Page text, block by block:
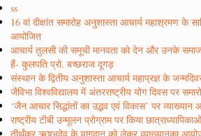
ss
16 वां दीक्षांत समारोह अनुशास्ता आचार्य महाश्रमण के
आयोजित
आचार्य तुलसी की समूची मानवता को देन और उनके समाज
हैं- कुलपति प्रो. बच्छराज दूगड़
संस्थान के द्वितीय अनुशास्ता आचार्य महाप्रज्ञ के
जैविभा विश्वविद्यालय में अंतरराष्ट्रीय योग दिवस पर
‘जैन आचार सिद्धांतों का उद्भव एवं विकास’ पर व्याख्यान
राष्ट्रीय टीबी उन्मूलन प्रोग्राम पर किया